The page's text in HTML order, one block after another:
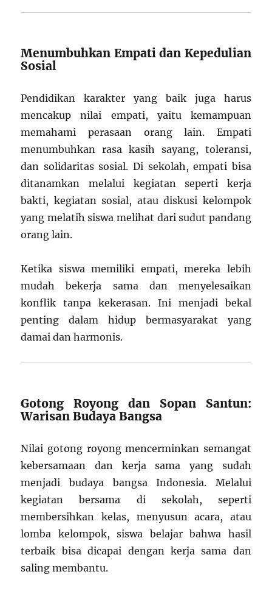
Menumbuhkan Empati dan Kepedulian
Sosial
Pendidikan karakter yang baik juga harus
mencakup nilai empati, yaitu kemampuan
memahami perasaan orang lain. Empati
menumbuhkan rasa kasih sayang, toleransi,
dan solidaritas sosial. Di sekolah, empati bisa
ditanamkan melalui kegiatan seperti kerja
bakti, kegiatan sosial, atau diskusi kelompok
yang melatih siswa melihat dari sudut pandang
orang lain.
Ketika siswa memiliki empati, mereka lebih
mudah bekerja sama dan menyelesaikan
konflik tanpa kekerasan. Ini menjadi bekal
penting dalam hidup bermasyarakat yang
damai dan harmonis.
Gotong Royong dan Sopan Santun:
Warisan Budaya Bangsa
Nilai gotong royong mencerminkan semangat
kebersamaan dan kerja sama yang sudah
menjadi budaya bangsa Indonesia. Melalui
kegiatan bersama di sekolah, seperti
membersihkan kelas, menyusun acara, atau
lomba kelompok, siswa belajar bahwa hasil
terbaik bisa dicapai dengan kerja sama dan
saling membantu.